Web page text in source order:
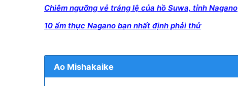
Chiêm ngưỡng vẻ tráng lệ của hồ Suwa, tỉnh Nagano
10 ẩm thực Nagano bạn nhất định phải thử
Ao Mishakaike